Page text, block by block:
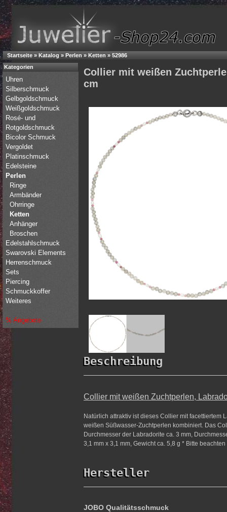
Startseite » Katalog » Perlen » Ketten » 52986
Collier mit weißen
cm
Beschreibung
Collier mit weißen Zuchtperlen,
Natürlich attraktiv ist dieses Collier mit facettiertem
weißen Süßwasser-Zuchtperlen kombiniert. Das
Durchmesser der Labradorite ca. 3 mm,
3,1 mm x 3,1 mm, Gewicht ca. 5,8 g * Bitte
Hersteller
JOBO Qualitätsschmuck
Kategorien
Uhren
Silberschmuck
Gelbgoldschmuck
Weißgoldschmuck
Rosé- und
Rotgoldschmuck
Bicolor Schmuck
Vergoldet
Platinschmuck
Edelsteine
Perlen
Ringe
Armbänder
Ohrringe
Ketten
Anhänger
Broschen
Edelstahlschmuck
Swarovski Elements
Herrenschmuck
Sets
Piercing
Schmuckkoffer
Weiteres
% Angebote